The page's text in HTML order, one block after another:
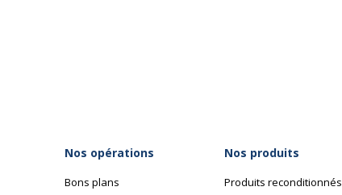
Nos opérations
Bons plans
Nos produits
Produits reconditionnés